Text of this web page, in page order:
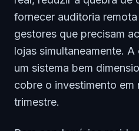
fornecer auditoria
gestores que precisam
lojas simultaneamente.
um sistema bem
cobre o investimento em
trimestre.